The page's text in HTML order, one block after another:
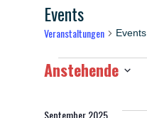
Events
Veranstaltungen Events
Anstehende
wählen.
September 2025